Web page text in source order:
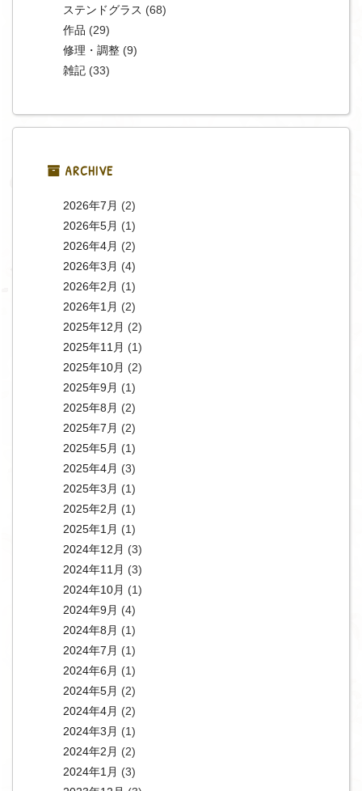
ステンドグラス (68)
作品 (29)
修理・調整(9)
雑記(33)
ARCHIVE
2026年7月 (2)
2026年5月 (1)
2026年4月 (2)
2026年3月 (4)
2026年2月 (1)
2026年1月 (2)
2025年12月 (2)
2025年11月 (1)
2025年10月 (2)
2025年9月 (1)
2025年8月 (2)
2025年7月 (2)
2025年5月 (1)
2025年4月 (3)
2025年3月 (1)
2025年2月 (1)
2025年1月 (1)
2024年12月 (3)
2024年11月 (3)
2024年10月 (1)
2024年9月 (4)
2024年8月 (1)
2024年7月 (1)
2024年6月 (1)
2024年5月 (2)
2024年4月 (2)
2024年3月 (1)
2024年2月 (2)
2024年1月 (3)